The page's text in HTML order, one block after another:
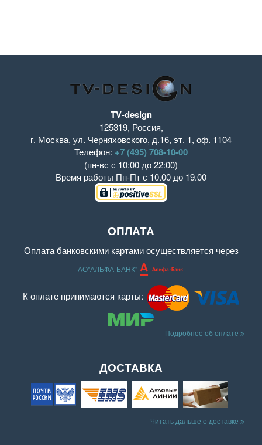
TV-design
125319, Россия,
г. Москва, ул. Черняховского, д.16, эт. 1, оф. 1104
Телефон: +7 (495) 708-10-00
(пн-вс с 10:00 до 22:00)
Время работы Пн-Пт с 10.00 до 19.00
ОПЛАТА
Оплата банковскими картами осуществляется через
АО"АЛЬФА-БАНК"
К оплате принимаются карты:
Подробнее об оплате
ДОСТАВКА
Читать дальше о доставке